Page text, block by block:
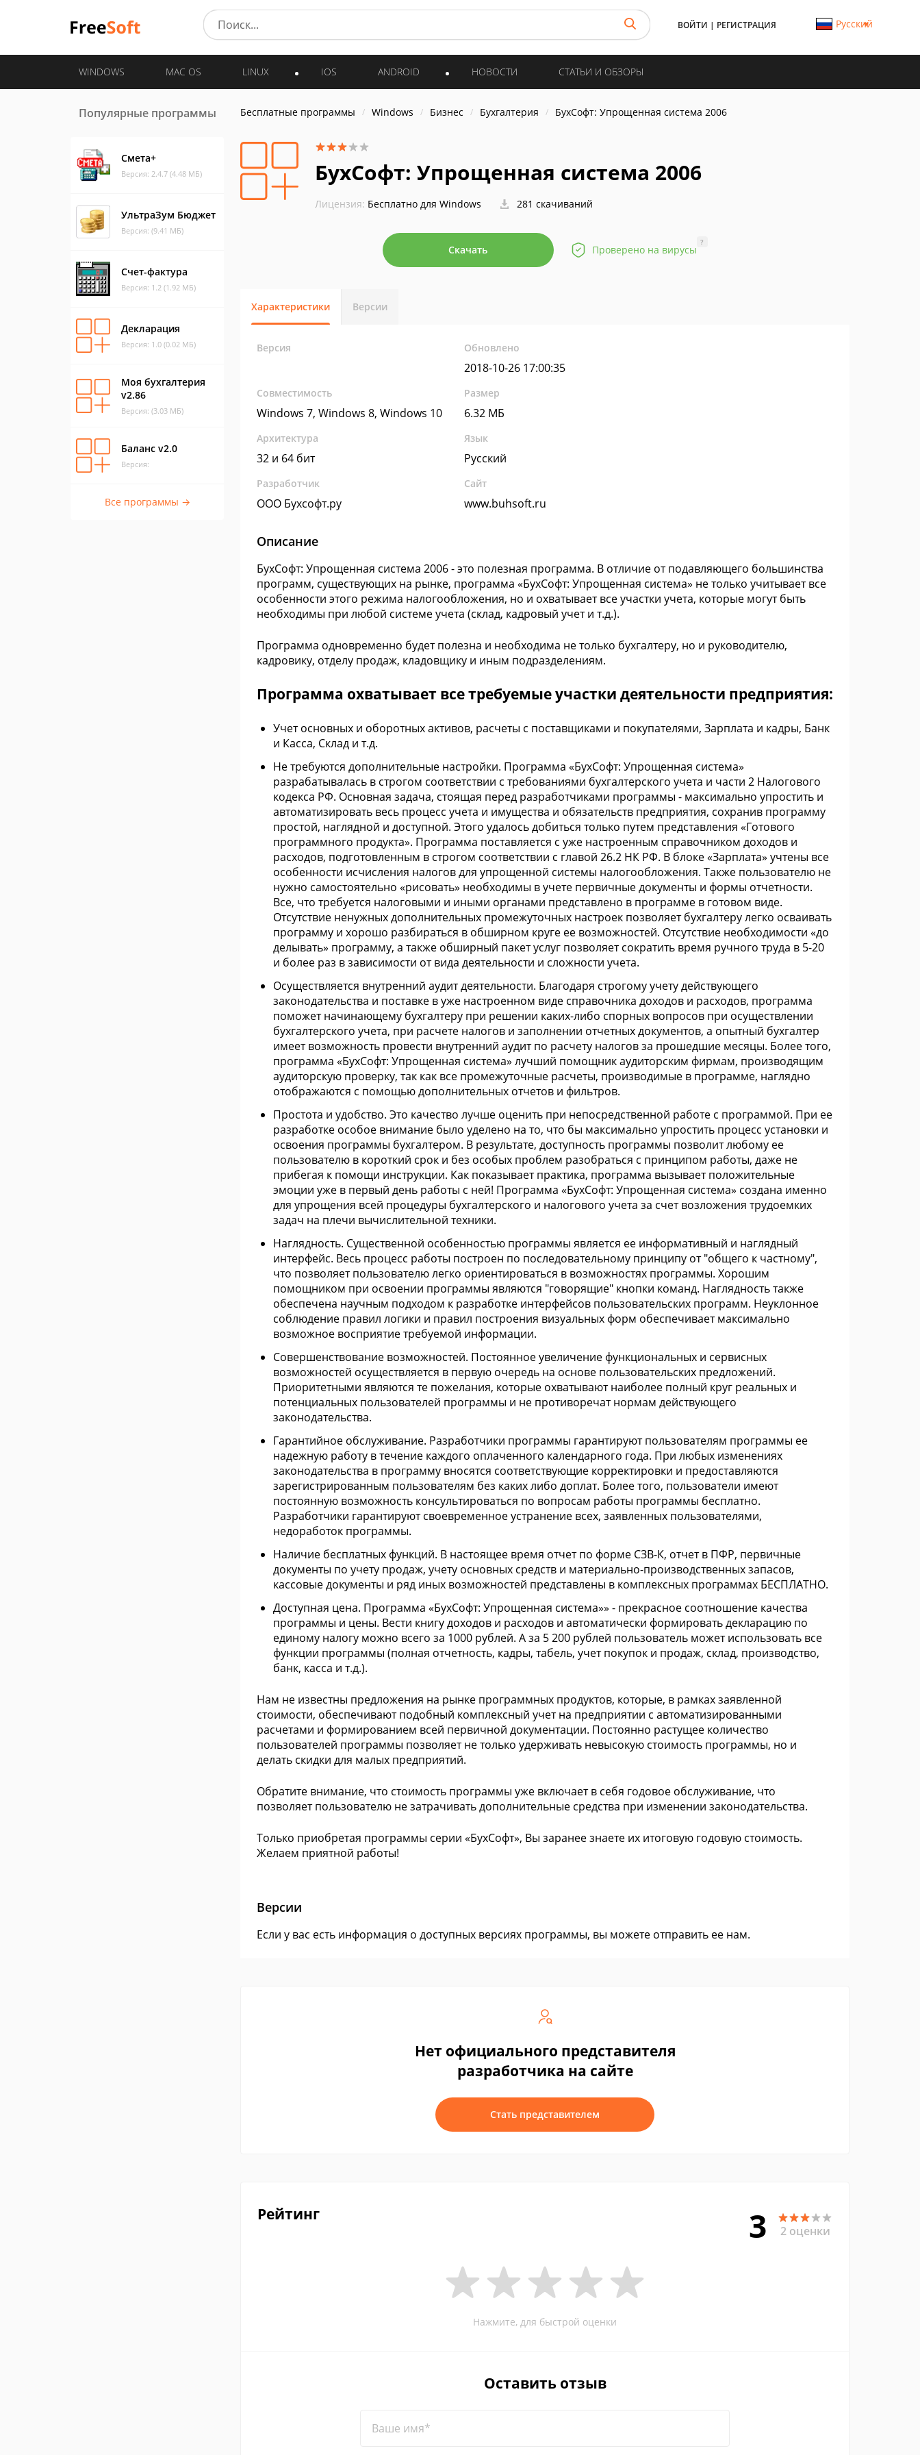
ВОЙТИ | РЕГИСТРАЦИЯ Русский
WINDOWS MAC OS LINUX IOS ANDROID НОВОСТИ СТАТЬИ И ОБЗОРЫ
Популярные программы
Смета+
Версия: 2.4.7 (4.48 МБ)
УльтраЗум Бюджет
Версия: (9.41 МБ)
Счет-фактура
Версия: 1.2 (1.92 МБ)
Декларация
Версия: 1.0 (0.02 МБ)
Моя бухгалтерия
v2.86
Версия: (3.03 МБ)
Баланс v2.0
Версия:
Все программы →
Бесплатные программы Windows Бизнес Бухгалтерия БухСофт: Упрощенная система 2006
БухСофт: Упрощенная система 2006
Лицензия: Бесплатно для Windows 281 скачиваний
Скачать Проверено на вирусы
?
Характеристики Версии
Версия Обновлено
2018-10-26 17:00:35
Совместимость
Windows 7, Windows 8, Windows 10
Размер
6.32 МБ
Архитектура
32 и 64 бит
Язык
Русский
Разработчик
ООО Бухсофт.ру
Сайт
www.buhsoft.ru
Описание
БухСофт: Упрощенная система 2006 - это полезная программа. В отличие от подавляющего большинства
программ, существующих на рынке, программа «БухСофт: Упрощенная система» не только учитывает все
особенности этого режима налогообложения, но и охватывает все участки учета, которые могут быть
необходимы при любой системе учета (склад, кадровый учет и т.д.).
Программа одновременно будет полезна и необходима не только бухгалтеру, но и руководителю,
кадровику, отделу продаж, кладовщику и иным подразделениям.
Программа охватывает все требуемые участки деятельности предприятия:
Учет основных и оборотных активов, расчеты с поставщиками и покупателями, Зарплата и кадры, Банк
и Касса, Склад и т.д.
Не требуются дополнительные настройки. Программа «БухСофт: Упрощенная система»
разрабатывалась в строгом соответствии с требованиями бухгалтерского учета и части 2 Налогового
кодекса РФ. Основная задача, стоящая перед разработчиками программы - максимально упростить и
автоматизировать весь процесс учета и имущества и обязательств предприятия, сохранив программу
простой, наглядной и доступной. Этого удалось добиться только путем представления «Готового
программного продукта». Программа поставляется с уже настроенным справочником доходов и
расходов, подготовленным в строгом соответствии с главой 26.2 НК РФ. В блоке «Зарплата» учтены все
особенности исчисления налогов для упрощенной системы налогообложения. Также пользователю не
нужно самостоятельно «рисовать» необходимы в учете первичные документы и формы отчетности.
Все, что требуется налоговыми и иными органами представлено в программе в готовом виде.
Отсутствие ненужных дополнительных промежуточных настроек позволяет бухгалтеру легко осваивать
программу и хорошо разбираться в обширном круге ее возможностей. Отсутствие необходимости «до
делывать» программу, а также обширный пакет услуг позволяет сократить время ручного труда в 5-20
и более раз в зависимости от вида деятельности и сложности учета.
Осуществляется внутренний аудит деятельности. Благодаря строгому учету действующего
законодательства и поставке в уже настроенном виде справочника доходов и расходов, программа
поможет начинающему бухгалтеру при решении каких-либо спорных вопросов при осуществлении
бухгалтерского учета, при расчете налогов и заполнении отчетных документов, а опытный бухгалтер
имеет возможность провести внутренний аудит по расчету налогов за прошедшие месяцы. Более того,
программа «БухСофт: Упрощенная система» лучший помощник аудиторским фирмам, производящим
аудиторскую проверку, так как все промежуточные расчеты, производимые в программе, наглядно
отображаются с помощью дополнительных отчетов и фильтров.
Простота и удобство. Это качество лучше оценить при непосредственной работе с программой. При ее
разработке особое внимание было уделено на то, что бы максимально упростить процесс установки и
освоения программы бухгалтером. В результате, доступность программы позволит любому ее
пользователю в короткий срок и без особых проблем разобраться с принципом работы, даже не
прибегая к помощи инструкции. Как показывает практика, программа вызывает положительные
эмоции уже в первый день работы с ней! Программа «БухСофт: Упрощенная система» создана именно
для упрощения всей процедуры бухгалтерского и налогового учета за счет возложения трудоемких
задач на плечи вычислительной техники.
Наглядность. Существенной особенностью программы является ее информативный и наглядный
интерфейс. Весь процесс работы построен по последовательному принципу от "общего к частному",
что позволяет пользователю легко ориентироваться в возможностях программы. Хорошим
помощником при освоении программы являются "говорящие" кнопки команд. Наглядность также
обеспечена научным подходом к разработке интерфейсов пользовательских программ. Неуклонное
соблюдение правил логики и правил построения визуальных форм обеспечивает максимально
возможное восприятие требуемой информации.
Совершенствование возможностей. Постоянное увеличение функциональных и сервисных
возможностей осуществляется в первую очередь на основе пользовательских предложений.
Приоритетными являются те пожелания, которые охватывают наиболее полный круг реальных и
потенциальных пользователей программы и не противоречат нормам действующего
законодательства.
Гарантийное обслуживание. Разработчики программы гарантируют пользователям программы ее
надежную работу в течение каждого оплаченного календарного года. При любых изменениях
законодательства в программу вносятся соответствующие корректировки и предоставляются
зарегистрированным пользователям без каких либо доплат. Более того, пользователи имеют
постоянную возможность консультироваться по вопросам работы программы бесплатно.
Разработчики гарантируют своевременное устранение всех, заявленных пользователями,
недоработок программы.
Наличие бесплатных функций. В настоящее время отчет по форме СЗВ-К, отчет в ПФР, первичные
документы по учету продаж, учету основных средств и материально-производственных запасов,
кассовые документы и ряд иных возможностей представлены в комплексных программах БЕСПЛАТНО.
Доступная цена. Программа «БухСофт: Упрощенная система»» - прекрасное соотношение качества
программы и цены. Вести книгу доходов и расходов и автоматически формировать декларацию по
единому налогу можно всего за 1000 рублей. А за 5 200 рублей пользователь может использовать все
функции программы (полная отчетность, кадры, табель, учет покупок и продаж, склад, производство,
банк, касса и т.д.).
Нам не известны предложения на рынке программных продуктов, которые, в рамках заявленной
стоимости, обеспечивают подобный комплексный учет на предприятии с автоматизированными
расчетами и формированием всей первичной документации. Постоянно растущее количество
пользователей программы позволяет не только удерживать невысокую стоимость программы, но и
делать скидки для малых предприятий.
Обратите внимание, что стоимость программы уже включает в себя годовое обслуживание, что
позволяет пользователю не затрачивать дополнительные средства при изменении законодательства.
Только приобретая программы серии «БухСофт», Вы заранее знаете их итоговую годовую стоимость.
Желаем приятной работы!
Версии
Если у вас есть информация о доступных версиях программы, вы можете отправить ее нам.
Нет официального представителя
разработчика на сайте
Стать представителем
Рейтинг 3 2 оценки
Нажмите, для быстрой оценки
Оставить отзыв
Ваше имя*